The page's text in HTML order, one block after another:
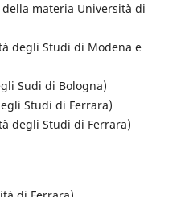
materia Università di
degli Studi di Modena e
Sudi di Bologna)
Studi di Ferrara)
degli Studi di Ferrara)